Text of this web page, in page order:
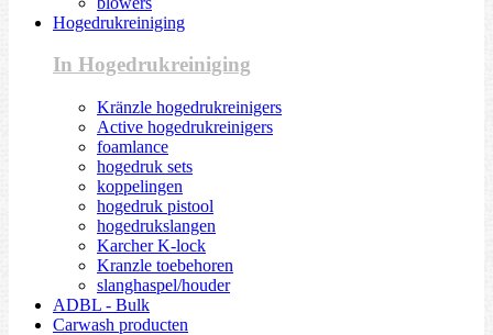
Hogedrukreiniging
In Hogedrukreiniging
Kränzle hogedrukreinigers
Active hogedrukreinigers
foamlance
hogedruk sets
koppelingen
hogedruk pistool
hogedrukslangen
Karcher K-lock
Kranzle toebehoren
slanghaspel/houder
ADBL - Bulk
Carwash producten